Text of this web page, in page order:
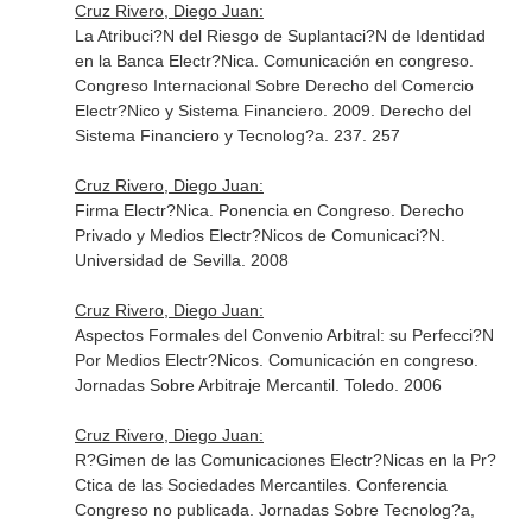
Cruz Rivero, Diego Juan:
La Atribuci?N del Riesgo de Suplantaci?N de Identidad
en la Banca Electr?Nica. Comunicación en congreso.
Congreso Internacional Sobre Derecho del Comercio
Electr?Nico y Sistema Financiero. 2009. Derecho del
Sistema Financiero y Tecnolog?a. 237. 257
Cruz Rivero, Diego Juan:
Firma Electr?Nica. Ponencia en Congreso. Derecho
Privado y Medios Electr?Nicos de Comunicaci?N.
Universidad de Sevilla. 2008
Cruz Rivero, Diego Juan:
Aspectos Formales del Convenio Arbitral: su Perfecci?N
Por Medios Electr?Nicos. Comunicación en congreso.
Jornadas Sobre Arbitraje Mercantil. Toledo. 2006
Cruz Rivero, Diego Juan:
R?Gimen de las Comunicaciones Electr?Nicas en la Pr?
Ctica de las Sociedades Mercantiles. Conferencia
Congreso no publicada. Jornadas Sobre Tecnolog?a,